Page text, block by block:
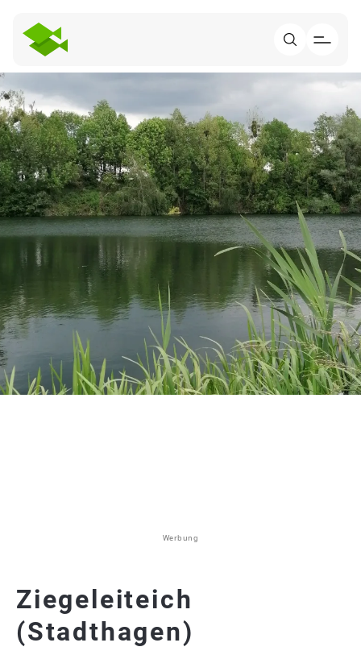
Werbung
Ziegeleiteich
(Stadthagen)